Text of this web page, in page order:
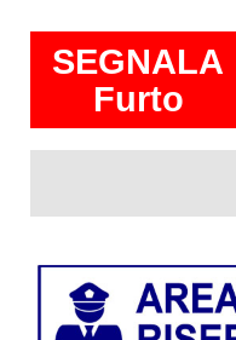
SEGNALA
Furto